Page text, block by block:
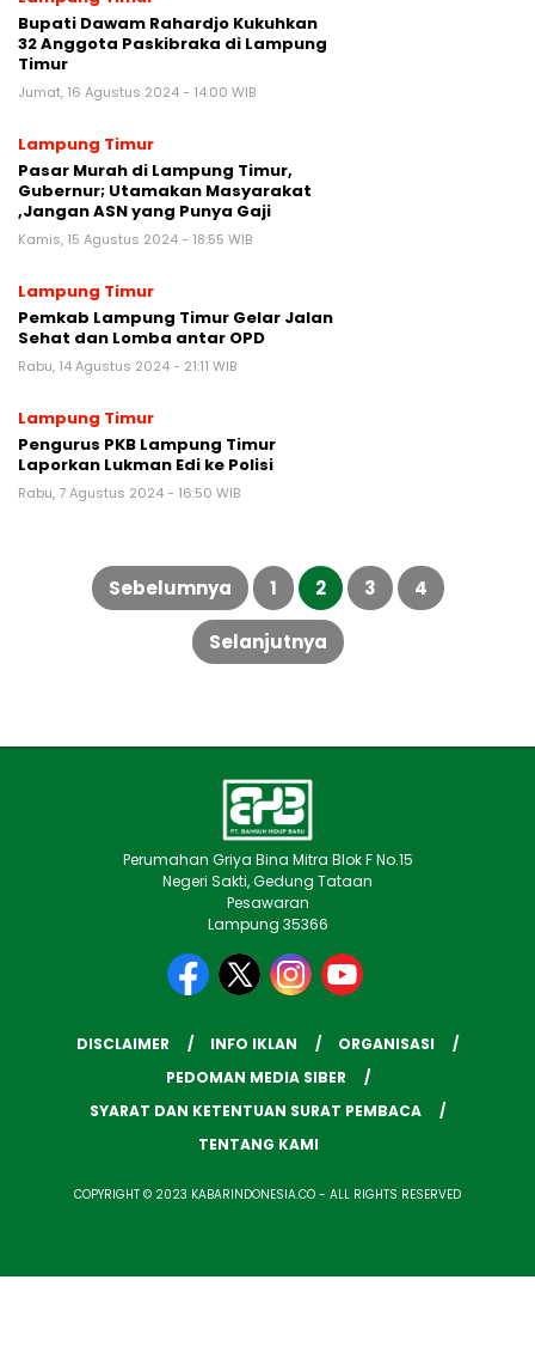
Bupati Dawam Rahardjo Kukuhkan
32 Anggota Paskibraka di Lampung
Timur
Jumat, 16 Agustus 2024 - 14:00 WIB
Lampung Timur
Pasar Murah di Lampung Timur,
Gubernur; Utamakan Masyarakat
,Jangan ASN yang Punya Gaji
Kamis, 15 Agustus 2024 - 18:55 WIB
Lampung Timur
Pemkab Lampung Timur Gelar Jalan
Sehat dan Lomba antar OPD
Rabu, 14 Agustus 2024 - 21:11 WIB
Lampung Timur
Pengurus PKB Lampung Timur
Laporkan Lukman Edi ke Polisi
Rabu, 7 Agustus 2024 - 16:50 WIB
Paginasi
Sebelumnya 1 2 3 4
Selanjutnya
Perumahan Griya Bina Mitra Blok F No.15
Negeri Sakti, Gedung Tataan
Pesawaran
Lampung 35366
DISCLAIMER INFO IKLAN
ORGANISASI
PEDOMAN MEDIA SIBER
SYARAT DAN KETENTUAN SURAT PEMBACA
TENTANG KAMI
COPYRIGHT © 2023 KABARINDONESIA.CO - ALL RIGHTS RESERVED